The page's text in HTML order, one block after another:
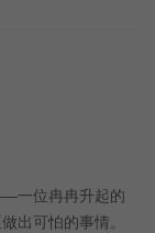
一位冉冉升起的
出可怕的事情。